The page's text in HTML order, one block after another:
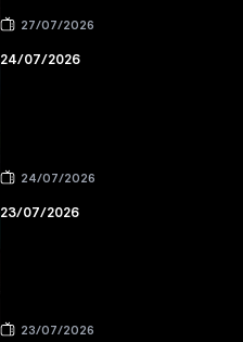
27/07/2026
24/07/2026
24/07/2026
23/07/2026
23/07/2026